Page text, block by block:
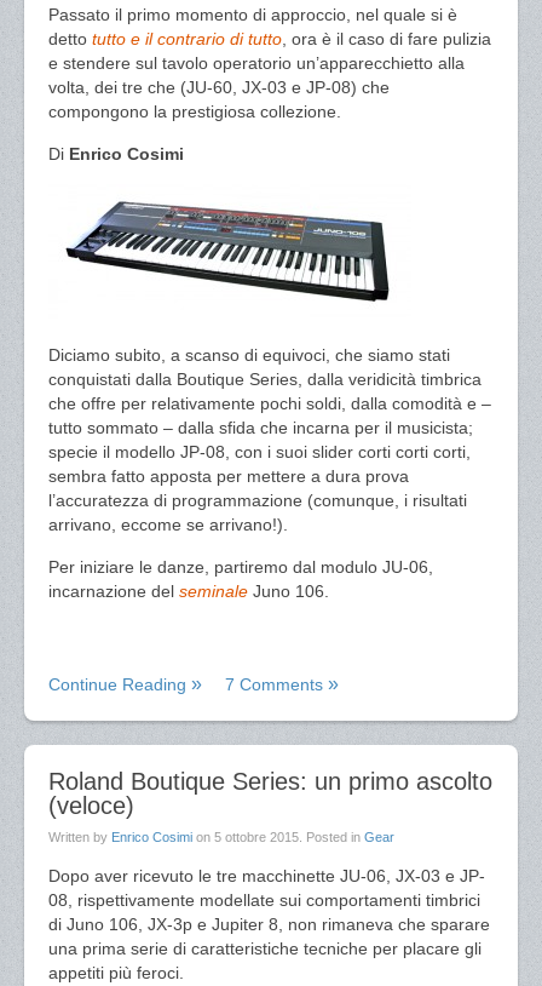
Passato il primo momento di approccio, nel quale si è
detto tutto e il contrario di tutto , ora è il caso di fare pulizia
e stendere sul tavolo operatorio un’apparecchietto alla
volta, dei tre che (JU-60, JX-03 e JP-08) che
compongono la prestigiosa collezione.
Di Enrico Cosimi
Diciamo subito, a scanso di equivoci, che siamo stati
conquistati dalla Boutique Series, dalla veridicità timbrica
che offre per relativamente pochi soldi, dalla comodità e –
tutto sommato – dalla sfida che incarna per il musicista;
specie il modello JP-08, con i suoi slider corti corti corti,
sembra fatto apposta per mettere a dura prova
l’accuratezza di programmazione (comunque, i risultati
arrivano, eccome se arrivano!).
Per iniziare le danze, partiremo dal modulo JU-06,
incarnazione del seminale Juno 106.
Continue Reading 7 Comments
Roland Boutique Series: un primo ascolto
(veloce)
Written by Enrico Cosimi on 5 ottobre 2015 . Posted in Gear
Dopo aver ricevuto le tre macchinette JU-06, JX-03 e JP-
08, rispettivamente modellate sui comportamenti timbrici
di Juno 106, JX-3p e Jupiter 8, non rimaneva che sparare
una prima serie di caratteristiche tecniche per placare gli
appetiti più feroci.